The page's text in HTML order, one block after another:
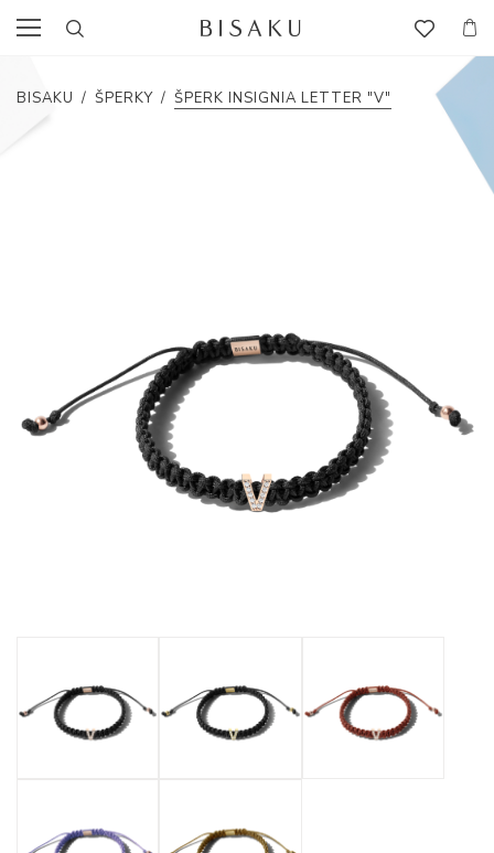
BISAKU / ŠPERKY / ŠPERK INSIGNIA LETTER "V"